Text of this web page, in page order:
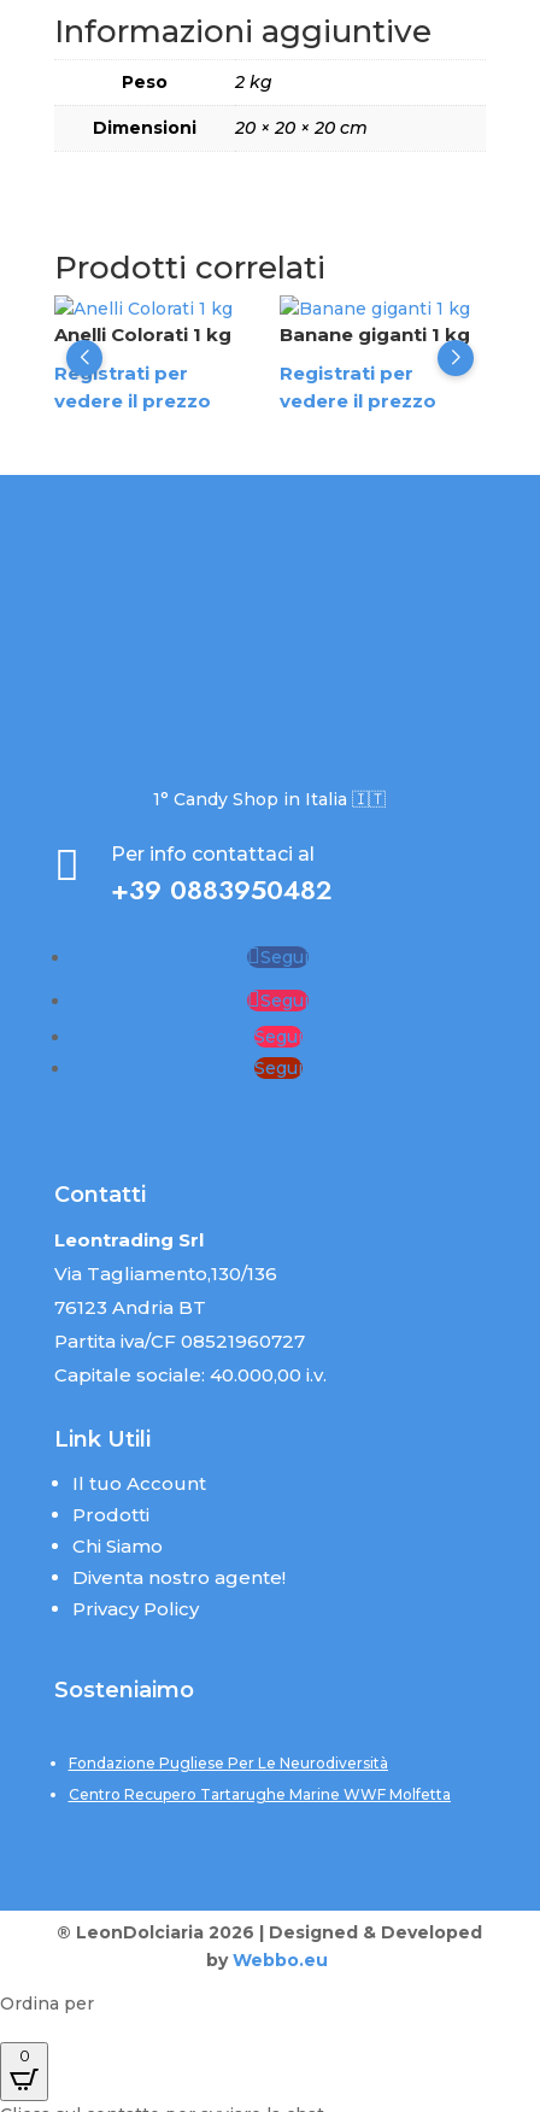
Informazioni aggiuntive
Peso 2 kg
Dimensioni 20 × 20 × 20 cm
Prodotti correlati
Anelli Colorati 1 kg
Registrati per
vedere il prezzo
Banane giganti 1 kg
Registrati per
vedere il prezzo
1° Candy Shop in Italia 🇮🇹
 Per info contattaci al
+39 0883950482
Segui
Segui
Segui
Segui
Contatti
Leontrading Srl
Via Tagliamento,130/136
76123 Andria BT
Partita iva/CF 08521960727
Capitale sociale: 40.000,00 i.v.
Link Utili
Il tuo Account
Prodotti
Chi Siamo
Diventa nostro agente!
Privacy Policy
Sosteniaimo
Fondazione Pugliese Per Le Neurodiversità
Centro Recupero Tartarughe Marine WWF Molfetta
® LeonDolciaria 2026 | Designed & Developed
by Webbo.eu
Ordina per
0